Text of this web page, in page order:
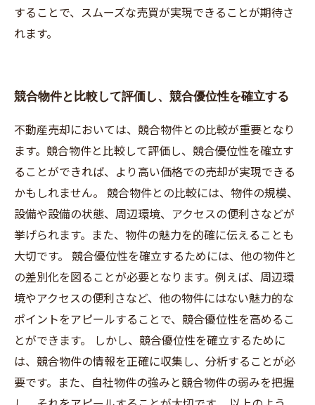
することで、スムーズな売買が実現できることが期待さ
れます。
競合物件と比較して評価し、競合優位性を確立する
不動産売却においては、競合物件との比較が重要となり
ます。競合物件と比較して評価し、競合優位性を確立す
ることができれば、より高い価格での売却が実現できる
かもしれません。 競合物件との比較には、物件の規模、
設備や設備の状態、周辺環境、アクセスの便利さなどが
挙げられます。また、物件の魅力を的確に伝えることも
大切です。 競合優位性を確立するためには、他の物件と
の差別化を図ることが必要となります。例えば、周辺環
境やアクセスの便利さなど、他の物件にはない魅力的な
ポイントをアピールすることで、競合優位性を高めるこ
とができます。 しかし、競合優位性を確立するために
は、競合物件の情報を正確に収集し、分析することが必
要です。また、自社物件の強みと競合物件の弱みを把握